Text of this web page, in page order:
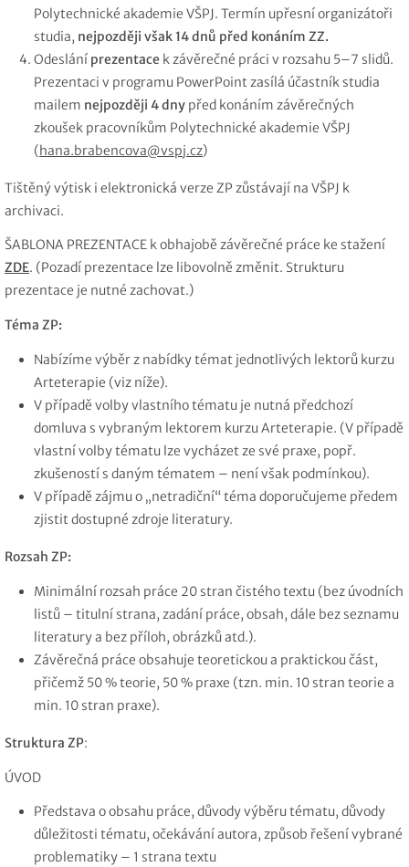
Polytechnické akademie VŠPJ. Termín upřesní organizátoři
studia, nejpozději však 14 dnů před konáním ZZ.
Odeslání prezentace k závěrečné práci v rozsahu 5–7 slidů.
Prezentaci v programu PowerPoint zasílá účastník studia
mailem nejpozději 4 dny před konáním závěrečných
zkoušek pracovníkům Polytechnické akademie VŠPJ
(hana.brabencova@vspj.cz)
Tištěný výtisk i elektronická verze ZP zůstávají na VŠPJ k
archivaci.
ŠABLONA PREZENTACE k obhajobě závěrečné práce ke stažení
ZDE. (Pozadí prezentace lze libovolně změnit. Strukturu
prezentace je nutné zachovat.)
Téma ZP:
Nabízíme výběr z nabídky témat jednotlivých lektorů kurzu
Arteterapie (viz níže).
V případě volby vlastního tématu je nutná předchozí
domluva s vybraným lektorem kurzu Arteterapie. (V případě
vlastní volby tématu lze vycházet ze své praxe, popř.
zkušeností s daným tématem – není však podmínkou).
V případě zájmu o „netradiční“ téma doporučujeme předem
zjistit dostupné zdroje literatury.
Rozsah ZP:
Minimální rozsah práce 20 stran čistého textu (bez úvodních
listů – titulní strana, zadání práce, obsah, dále bez seznamu
literatury a bez příloh, obrázků atd.).
Závěrečná práce obsahuje teoretickou a praktickou část,
přičemž 50 % teorie, 50 % praxe (tzn. min. 10 stran teorie a
min. 10 stran praxe).
Struktura ZP:
ÚVOD
Představa o obsahu práce, důvody výběru tématu, důvody
důležitosti tématu, očekávání autora, způsob řešení vybrané
problematiky – 1 strana textu